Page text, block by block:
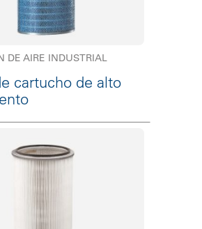
DE AIRE INDUSTRIAL
cartucho de alto